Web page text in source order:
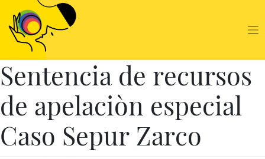
content
Sentencia de recursos
de apelaciòn especial
Caso Sepur Zarco